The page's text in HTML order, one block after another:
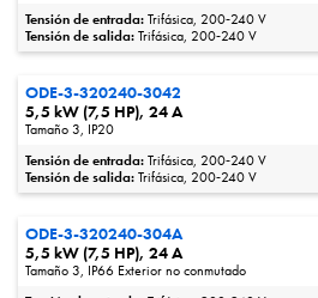
Tensión de entrada:Trifásica, 200‑240 V
Tensión de salida:Trifásica, 200‑240 V
ODE-3-320240-3042
5,5 kW (7,5 HP), 24 A
Tamaño 3, IP20
Tensión de entrada:Trifásica, 200‑240 V
Tensión de salida:Trifásica, 200‑240 V
ODE-3-320240-304A
5,5 kW (7,5 HP), 24 A
Tamaño 3, IP66 Exterior no conmutado